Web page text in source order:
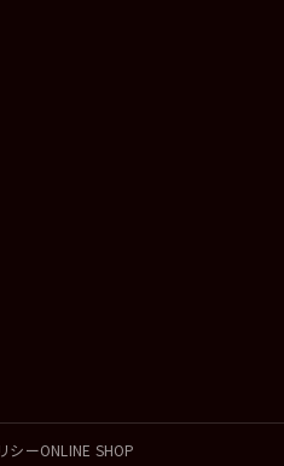
シーONLINE SHOP